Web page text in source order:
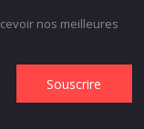
nos meilleures
Souscrire